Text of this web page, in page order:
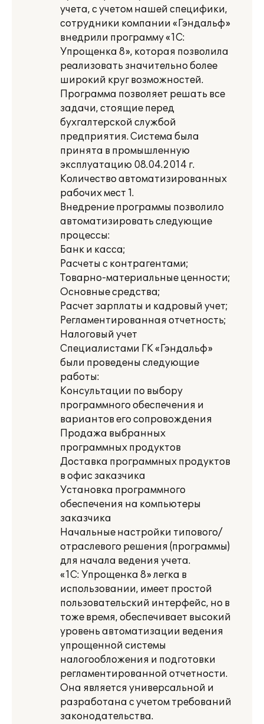
учета, с учетом нашей специфики,
сотрудники компании «Гэндальф»
внедрили программу «1С:
Упрощенка 8», которая позволила
реализовать значительно более
широкий круг возможностей.
Программа позволяет решать все
задачи, стоящие перед
бухгалтерской службой
предприятия. Система была
принята в промышленную
эксплуатацию 08.04.2014 г.
Количество автоматизированных
рабочих мест 1.
Внедрение программы позволило
автоматизировать следующие
процессы:
Банк и касса;
Расчеты с контрагентами;
Товарно-материальные ценности;
Основные средства;
Расчет зарплаты и кадровый учет;
Регламентированная отчетность;
Налоговый учет
Специалистами ГК «Гэндальф»
были проведены следующие
работы:
Консультации по выбору
программного обеспечения и
вариантов его сопровождения
Продажа выбранных
программных продуктов
Доставка программных продуктов
в офис заказчика
Установка программного
обеспечения на компьютеры
заказчика
Начальные настройки типового/
отраслевого решения (программы)
для начала ведения учета.
«1С: Упрощенка 8» легка в
использовании, имеет простой
пользовательский интерфейс, но в
тоже время, обеспечивает высокий
уровень автоматизации ведения
упрощенной системы
налогообложения и подготовки
регламентированной отчетности.
Она является универсальной и
разработана с учетом требований
законодательства.